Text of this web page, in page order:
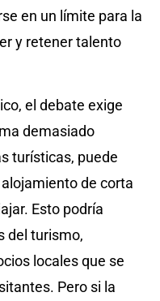
en un límite para la
y retener talento
el debate exige
demasiado
turísticas, puede
de corta
Esto podría
del turismo,
locales que se
Pero si la